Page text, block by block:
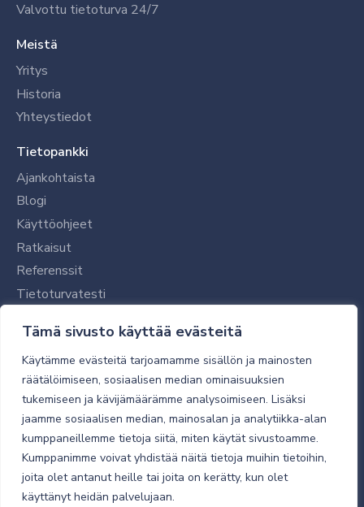
Tämä sivusto käyttää evästeitä
Käytämme evästeitä tarjoamamme sisällön ja mainosten
räätälöimiseen, sosiaalisen median ominaisuuksien
tukemiseen ja kävijämäärämme analysoimiseen. Lisäksi
jaamme sosiaalisen median, mainosalan ja analytiikka-alan
kumppaneillemme tietoja siitä, miten käytät sivustoamme.
Kumppanimme voivat yhdistää näitä tietoja muihin tietoihin,
joita olet antanut heille tai joita on kerätty, kun olet
käyttänyt heidän palvelujaan.
Valvottu tietoturva 24/7
Meistä
Yritys
Historia
Yhteystiedot
Tietopankki
Ajankohtaista
Blogi
Käyttöohjeet
Ratkaisut
Referenssit
Tietoturvatesti
Tilaajalle
Toimitustavat ja -kulut
Verkkokaupan yleiset ehdot
Toimitusehdot
Tietosuojaseloste
Tietoturva